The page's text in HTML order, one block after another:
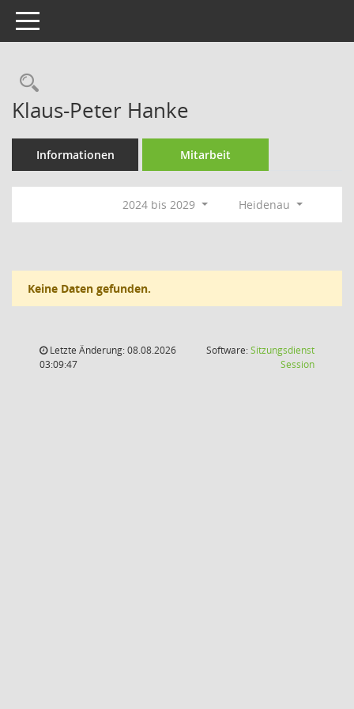
Toggle navigation
Rechercheauswahl
Klaus-Peter Hanke
Informationen Mitarbeit
2024 bis 2029 Heidenau
Keine Daten gefunden.
Letzte Änderung: 08.08.2026
03:09:47
Software:Sitzungsdienst
Session(Wird in